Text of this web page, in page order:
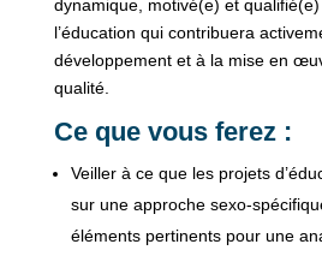
dynamique, motivé(e) et
l’éducation qui contribuera
développement et à la mise en
qualité.
Ce que vous ferez :
Veiller à ce que les projets
sur une approche sexo-
éléments pertinents pour une